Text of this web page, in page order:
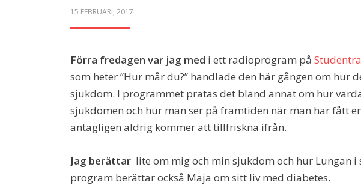
POSTED
15 FEBRUARI, 2017
Förra fredagen var jag med i ett radioprogram på
som heter ”Hur mår du?” handlade den här gången om hur
sjukdom. I programmet pratas det bland annat om hur
sjukdomen och hur man ser på framtiden när man har fått
antagligen aldrig kommer att tillfriskna ifrån.
Jag berättar lite om mig och min sjukdom och hur Lungan
program berättar också Maja om sitt liv med diabetes.